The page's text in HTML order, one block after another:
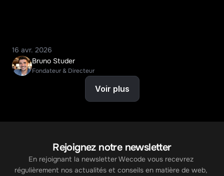
16 avr. 2026
Bruno Studer
Fondateur & Directeur
Voir plus
Rejoignez notre newsletter
En rejoignant la newsletter Wecode vous recevrez
régulièrement nos actualités et conseils en matière de web,